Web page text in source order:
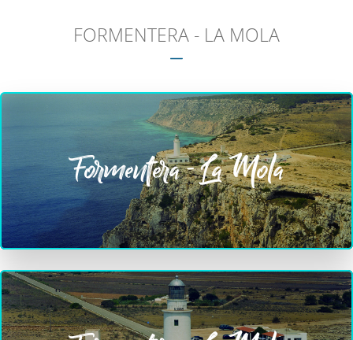
FORMENTERA - LA MOLA
Formentera - La Mola